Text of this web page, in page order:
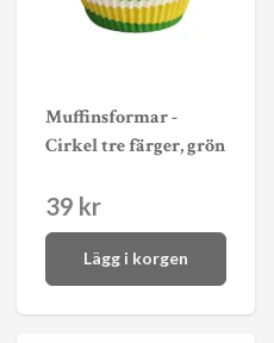
Muffinsformar -
Cirkel tre färger, grön
39 kr
Lägg i korgen